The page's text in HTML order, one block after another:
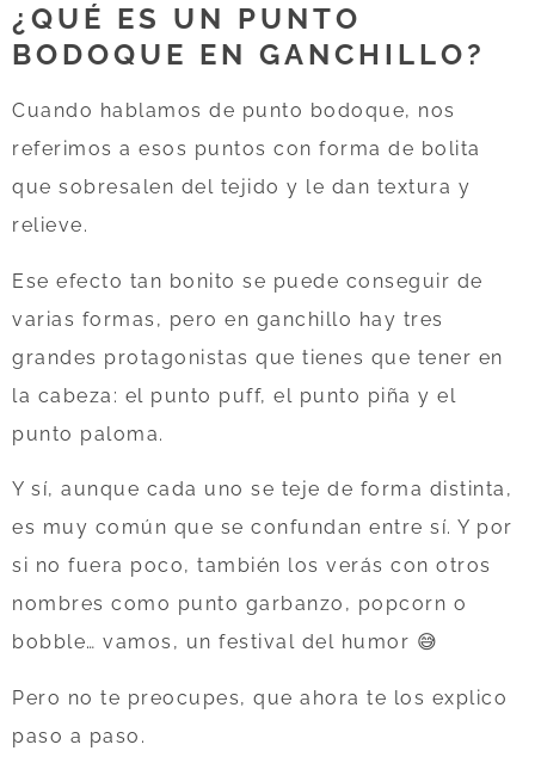
¿QUÉ ES UN PUNTO
BODOQUE EN GANCHILLO?
Cuando hablamos de punto bodoque, nos
referimos a esos puntos con forma de bolita
que sobresalen del tejido y le dan textura y
relieve.
Ese efecto tan bonito se puede conseguir de
varias formas, pero en ganchillo hay tres
grandes protagonistas que tienes que tener en
la cabeza: el punto puff, el punto piña y el
punto paloma.
Y sí, aunque cada uno se teje de forma distinta,
es muy común que se confundan entre sí. Y por
si no fuera poco, también los verás con otros
nombres como punto garbanzo, popcorn o
bobble… vamos, un festival del humor 😅
Pero no te preocupes, que ahora te los explico
paso a paso.